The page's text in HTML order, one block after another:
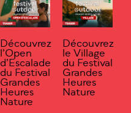
Découvrez
l’Open
d’Escalade
du Festival
Grandes
Heures
Nature
Découvrez
le Village
du Festival
Grandes
Heures
Nature